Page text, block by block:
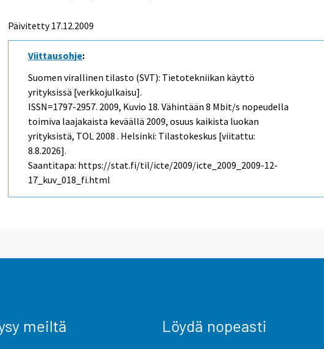
Päivitetty 17.12.2009
Viittausohje:
Suomen virallinen tilasto (SVT): Tietotekniikan käyttö
yrityksissä [verkkojulkaisu].
ISSN=1797-2957. 2009, Kuvio 18. Vähintään 8 Mbit/s nopeudella
toimiva laajakaista keväällä 2009, osuus kaikista luokan
yrityksistä, TOL 2008 . Helsinki: Tilastokeskus [viitattu:
8.8.2026].
Saantitapa: https://stat.fi/til/icte/2009/icte_2009_2009-12-
17_kuv_018_fi.html
meiltä Löydä nopeasti